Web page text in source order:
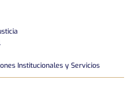
Institucionales y Servicios